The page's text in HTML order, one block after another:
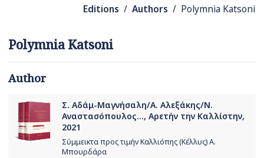
Editions / Authors / Polymnia Katsoni
Polymnia Katsoni
Author
Σ. Αδάμ-Μαγνήσαλη/Α. Αλεξάκης/Ν.
Αναστασόπουλος..., Αρετήν την Καλλίστην,
2021
Σύμμεικτα προς τιμήν Καλλιόπης (Κέλλυς) Α.
Μπουρδάρα